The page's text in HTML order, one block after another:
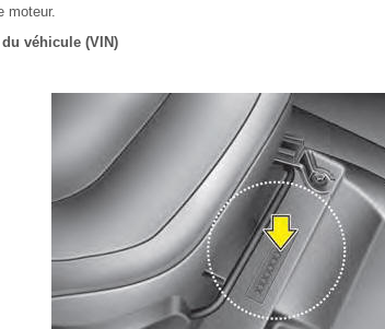
moteur.
véhicule (VIN)